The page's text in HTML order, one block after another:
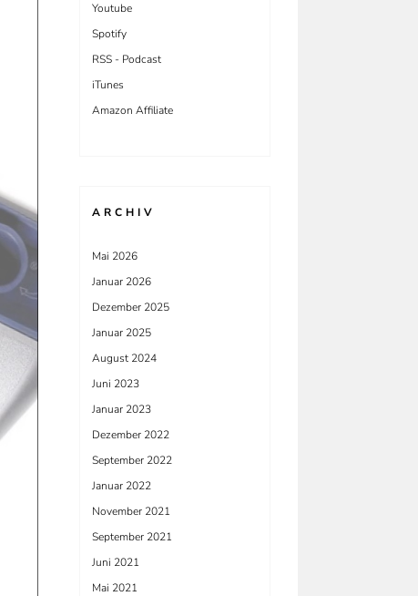
Youtube
Spotify
RSS - Podcast
iTunes
Amazon Affiliate
ARCHIV
Mai 2026
Januar 2026
Dezember 2025
Januar 2025
August 2024
Juni 2023
Januar 2023
Dezember 2022
September 2022
Januar 2022
November 2021
September 2021
Juni 2021
Mai 2021